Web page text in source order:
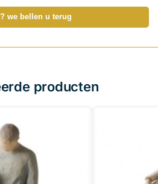
we bellen u terug
producten